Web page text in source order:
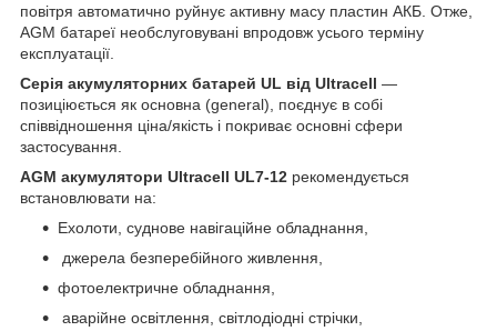
повітря автоматично руйнує активну масу пластин АКБ. Отже,
AGM батареї необслуговувані впродовж усього терміну
експлуатації.
Серія акумуляторних батарей UL від Ultracell —
позиціюється як основна (general), поєднує в собі
співвідношення ціна/якість і покриває основні сфери
застосування.
AGM акумулятори Ultracell UL7-12 рекомендується
встановлювати на:
Ехолоти, суднове навігаційне обладнання,
джерела безперебійного живлення,
фотоелектричне обладнання,
аварійне освітлення, світлодіодні стрічки,